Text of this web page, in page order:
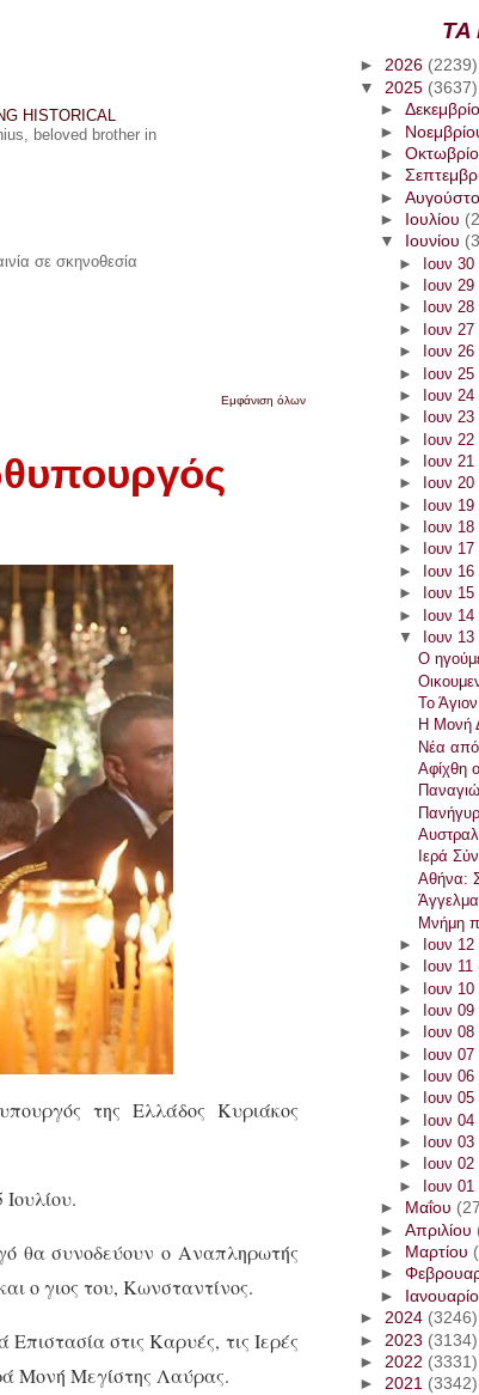
HISTORICAL
beloved brother in
σε σκηνοθεσία
Εμφάνιση όλων
της Ελλάδος Κυριάκος
θα συνοδεύουν ο Αναπληρωτής
ο γιος του, Κωνσταντίνος.
στις Καρυές, τις Ιερές
Μονή Μεγίστης Λαύρας.
ΤΑ
►2026 (2239)
▼ 2025 (3637)
►
►
►
►
►
►
Ιουλίου
▼
Ιουνίου
►
Ιουν 30
►
Ιουν 29
►
Ιουν 28
►
Ιουν 27
►
Ιουν 26
► Ιουν 25
►
Ιουν 24
►
Ιουν 23
► Ιουν 22
►
Ιουν 21
►
Ιουν 20
► Ιουν 19
►
Ιουν 18
►
Ιουν 17
►
Ιουν 16
►
Ιουν 15
► Ιουν 14
▼
Ιουν 13
Ο
Το
Η Μονή
Νέα
Αφίχθη
Ιερά
Αθήνα:
Μνήμη
►
Ιουν 12
►
Ιουν 11
► Ιουν 10
►
Ιουν 09
►
Ιουν 08
► Ιουν 07
►
Ιουν 06
►
Ιουν 05
►
Ιουν 04
►
Ιουν 03
►
Ιουν 02
►
Ιουν 01
►
Μαΐου
► Απριλίου
►
Μαρτίου
►
►
►2024 (3246)
► 2023 (3134)
► 2022 (3331)
►2021 (3342)